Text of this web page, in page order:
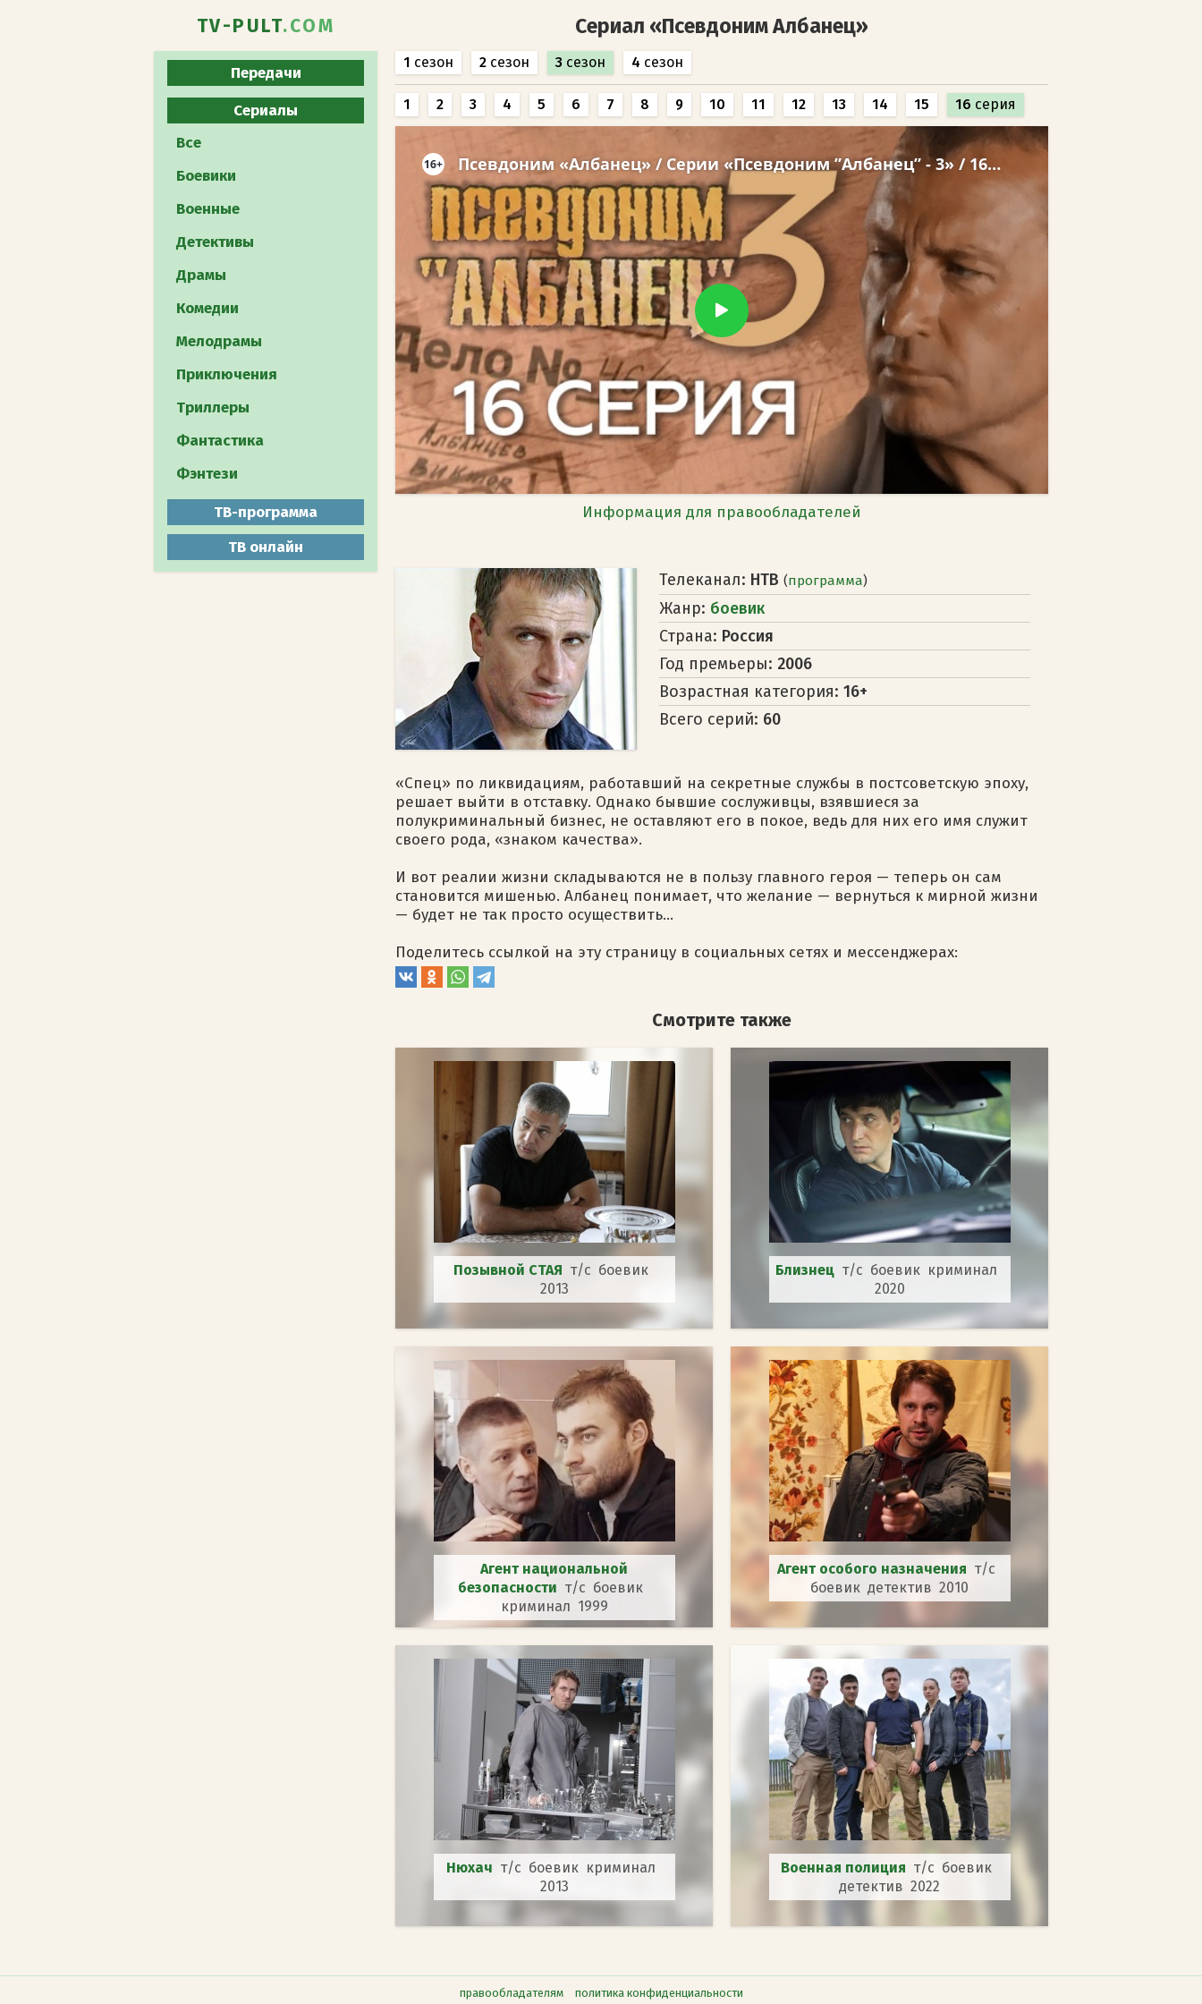
TV-PULT.COM
Передачи
Юмористическое
Развлекательное
Познавательное
Реалити-шоу
Музыкальное
Кулинарное
Телеигра
Шоу талантов
Путешествия
Документальное
Животный мир
Мистика
Сериалы
Все
Боевики
Военные
Детективы
Драмы
Комедии
Мелодрамы
Приключения
Триллеры
Фантастика
Фэнтези
ТВ-программа
ТВ онлайн
Сериал «Псевдоним Албанец»
1 сезон 2 сезон 3 сезон 4 сезон
1 2 3 4 5 6 7 8 9 10 11 12 13 14 15 16 серия
Информация для правообладателей
Телеканал: НТВ (программа)
Жанр: боевик
Страна: Россия
Год премьеры: 2006
Возрастная категория: 16+
Всего серий: 60
«Спец» по ликвидациям, работавший на секретные службы в постсоветскую эпоху,
решает выйти в отставку. Однако бывшие сослуживцы, взявшиеся за
полукриминальный бизнес, не оставляют его в покое, ведь для них его имя служит
своего рода, «знаком качества».
И вот реалии жизни складываются не в пользу главного героя — теперь он сам
становится мишенью. Албанец понимает, что желание — вернуться к мирной жизни
— будет не так просто осуществить…
Поделитесь ссылкой на эту страницу в социальных сетях и мессенджерах:
Смотрите также
Позывной СТАЯ т/с боевик
2013
Близнец т/с боевик криминал
2020
Агент национальной
безопасности т/с боевик
криминал 1999
Агент особого назначения т/с
боевик детектив 2010
Нюхач т/с боевик криминал
2013
Военная полиция т/с боевик
детектив 2022
правообладателям политика конфиденциальности